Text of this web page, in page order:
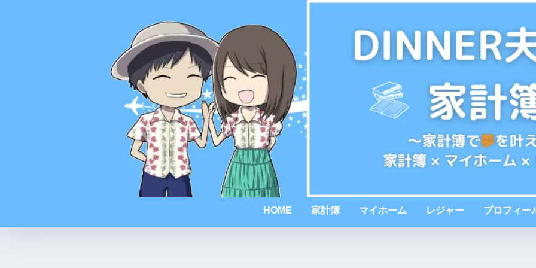
HOME 家計簿 マイホーム レジャー プロフィー